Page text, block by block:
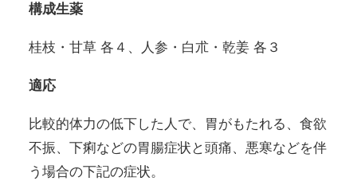
構成生薬
桂枝・甘草 各４、人参・白朮・乾姜 各３
適応
比較的体力の低下した人で、胃がもたれる、食欲
不振、下痢などの胃腸症状と頭痛、悪寒などを伴
う場合の下記の症状。